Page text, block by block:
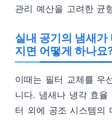
관리 예산을 고려한 균
실내 공기의 냄새가
지면 어떻게 하나요
이때는 필터 교체를 우
니다. 냄새나 냉각 효
터 외에 공조 시스템의